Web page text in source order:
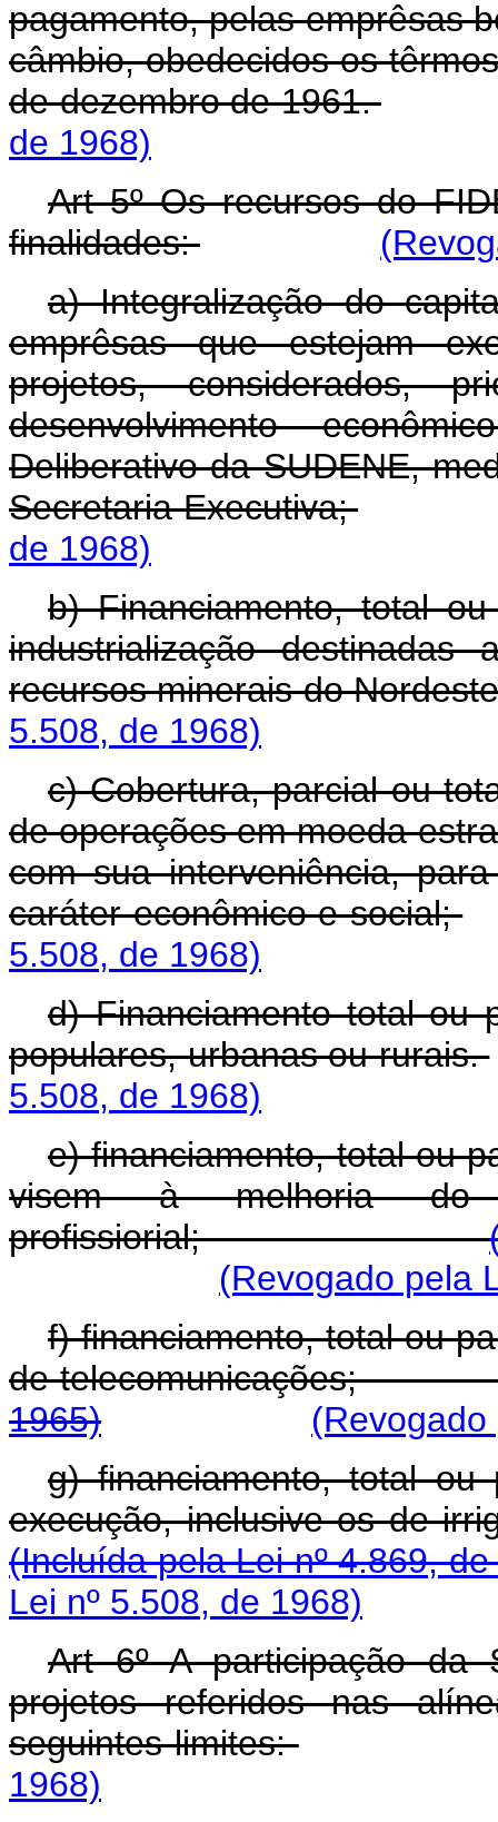
pagamento, pelas emprêsas
câmbio, obedecidos os
de dezembro de 1961.
de 1968)
Art 5º Os recursos do
finalidades:
a) Integralização do
emprêsas que estejam
projetos, considerados,
desenvolvimento
Deliberativo da SUDENE,
Secretaria Executiva;
de 1968)
b) Financiamento, total
industrialização
recursos minerais do
5.508, de 1968)
c) Cobertura, parcial ou
de operações em moeda
com sua interveniência,
caráter econômico e social;
5.508, de 1968)
d) Financiamento total ou
populares, urbanas ou rurais.
5.508, de 1968)
e) financiamento, total ou
visem à melhoria do
profissiorial;
(Revogado pela
f) financiamento, total ou
de
1965)
g) financiamento, total
execução, inclusive
(Incluída pela Lei nº 4.869,
Lei nº 5.508, de 1968)
Art 6º A participação da
projetos referidos nas
seguintes limites:
1968)